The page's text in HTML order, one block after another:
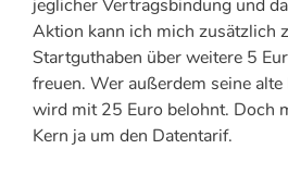
jeglicher Vertragsbindung und
Aktion kann ich mich zusätzlich
Startguthaben über weitere 5
freuen. Wer außerdem seine
wird mit 25 Euro belohnt. Doch
Kern ja um den Datentarif.